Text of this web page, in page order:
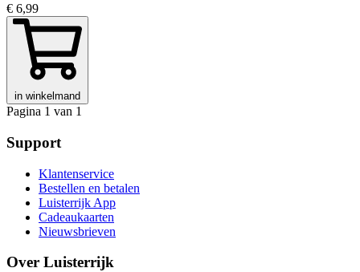
€ 6,99
in winkelmand
Pagina 1 van 1
Support
Klantenservice
Bestellen en betalen
Luisterrijk App
Cadeaukaarten
Nieuwsbrieven
Over Luisterrijk